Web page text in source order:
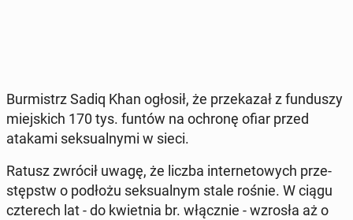
Bur­mistrz Sadiq Khan ogłosił, że prze­ka­zał z fun­du­szy
miej­skich 170 tys. funtów na ochronę ofiar przed
atakami sek­su­al­ny­mi w sieci.
Ratusz zwrócił uwagę, że liczba in­ter­ne­to­wych prze­
stępstw o podłożu sek­su­al­nym stale rośnie. W ciągu
czte­rech lat - do kwiet­nia br. włącz­nie - wzrosła aż o